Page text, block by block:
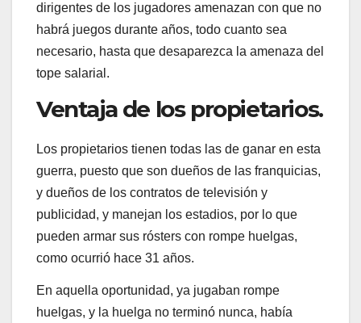
dirigentes de los jugadores amenazan con que no
habrá juegos durante años, todo cuanto sea
necesario, hasta que desaparezca la amenaza del
tope salarial.
Ventaja de los propietarios.
Los propietarios tienen todas las de ganar en esta
guerra, puesto que son dueños de las franquicias,
y dueños de los contratos de televisión y
publicidad, y manejan los estadios, por lo que
pueden armar sus rósters con rompe huelgas,
como ocurrió hace 31 años.
En aquella oportunidad, ya jugaban rompe
huelgas, y la huelga no terminó nunca, había